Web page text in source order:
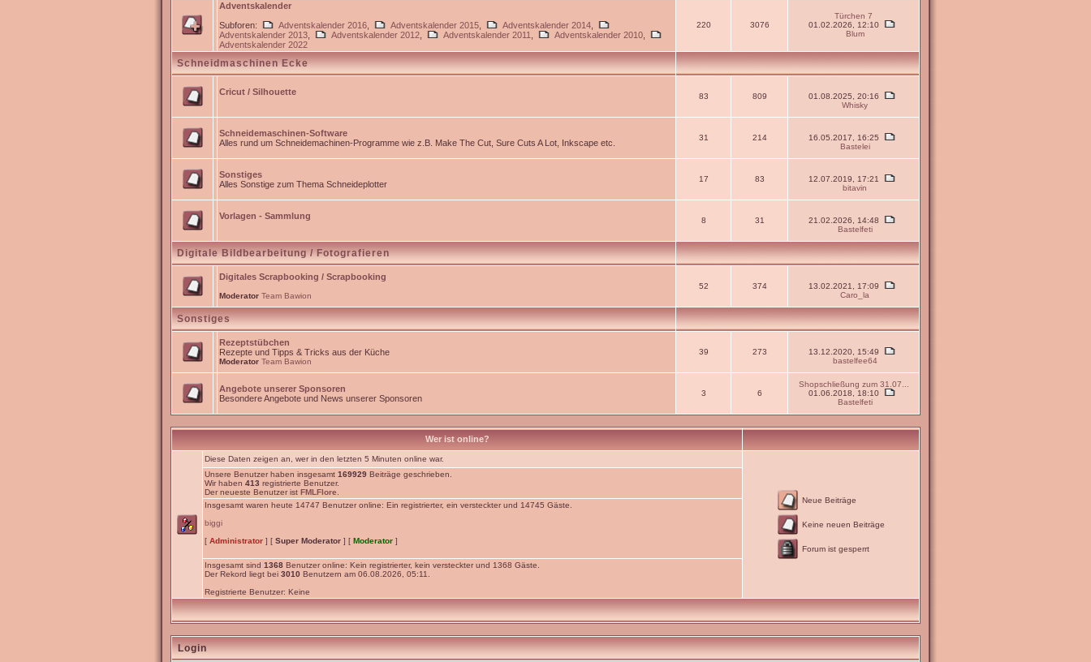
Adventskalender
Subforen:
Adventskalender 2016 Adventskalender 2015 Adventskalender 2014
Adventskalender 2013
Adventskalender 2012 Adventskalender 2011 Adventskalender 2010
Adventskalender 2022
220 3076
Türchen 7
01.02.2026, 12:10
Blum
Schneidmaschinen Ecke
Cricut / Silhouette 83 809
01.08.2025, 20:16
Whisky
Schneidemaschinen-Software
Alles rund um Schneidemachinen-Programme wie z.B. Make The Cut, Sure Cuts A Lot, Inkscape etc.
31 214
16.05.2017, 16:25
Bastelei
Sonstiges
Alles Sonstige zum Thema Schneideplotter
17 83
12.07.2019, 17:21
bitavin
Vorlagen - Sammlung 8 31
21.02.2026, 14:48
Bastelfeti
Digitale Bildbearbeitung / Fotografieren
Digitales Scrapbooking / Scrapbooking
Moderator Team Bawion
52 374
13.02.2021, 17:09
Caro_la
Sonstiges
Rezeptstübchen
Rezepte und Tipps & Tricks aus der Küche
Moderator Team Bawion
39 273
13.12.2020, 15:49
bastelfee64
Angebote unserer Sponsoren
Besondere Angebote und News unserer Sponsoren
3 6
Shopschließung zum 31.07...
01.06.2018, 18:10
Bastelfeti
Wer ist online?
Diese Daten zeigen an, wer in den letzten 5 Minuten online war.
Neue Beiträge
Keine neuen Beiträge
Forum ist gesperrt
Unsere Benutzer haben insgesamt 169929 Beiträge geschrieben.
Wir haben 413 registrierte Benutzer.
Der neueste Benutzer ist FMLFlore
Insgesamt waren heute 14747 Benutzer online: Ein registrierter, ein versteckter und 14745 Gäste.
biggi
[ Administrator ] [ Super Moderator ] [ Moderator ]
Insgesamt sind 1368 Benutzer online: Kein registrierter, kein versteckter und 1368 Gäste.
Der Rekord liegt bei 3010 Benutzern am 06.08.2026, 05:11.
Registrierte Benutzer: Keine
Login